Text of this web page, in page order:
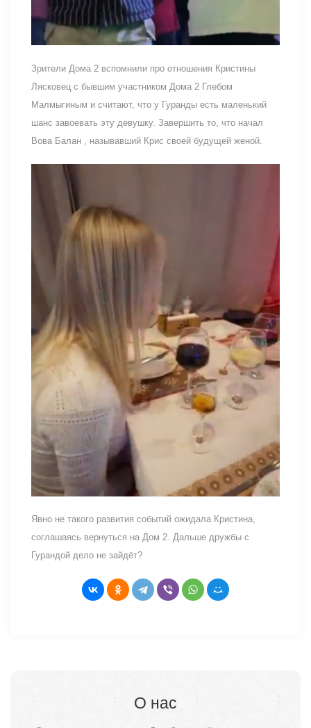
Зрители Дома 2 вспомнили про отношения Кристины
Лясковец с бывшим участником Дома 2 Глебом
Малмыгиным и считают, что у Гуранды есть маленький
шанс завоевать эту девушку. Завершить то, что начал
Вова Балан , называвший Крис своей будущей женой.
Явно не такого развития событий ожидала Кристина,
соглашаясь вернуться на Дом 2. Дальше дружбы с
Гурандой дело не зайдёт?
О нас